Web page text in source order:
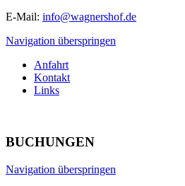
E-Mail: info@wagnershof.de
Navigation überspringen
Anfahrt
Kontakt
Links
BUCHUNGEN
Navigation überspringen